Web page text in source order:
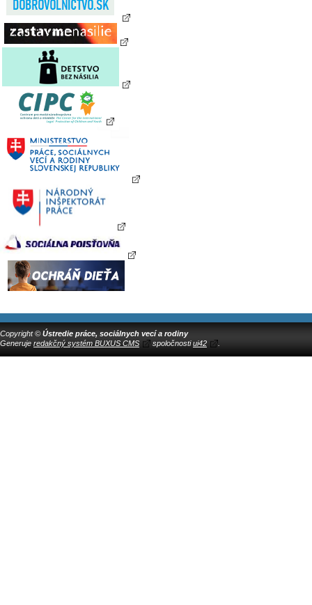
Copyright © Ústredie práce, sociálnych vecí a rodiny
Generuje redakčný systém BUXUS CMS spoločnostiui42